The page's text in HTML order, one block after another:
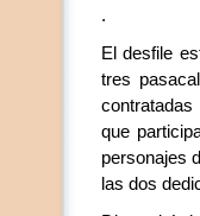
.
El desfile
tres
que
personajes
las dos